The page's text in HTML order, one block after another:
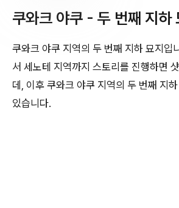
쿠와크 야쿠 - 두 번째 지하
쿠와크 야쿠 지역의 두 번째 지하 묘지입
서 세노테 지역까지 스토리를 진행하면
데, 이후 쿠와크 야쿠 지역의 두 번째 지
있습니다.